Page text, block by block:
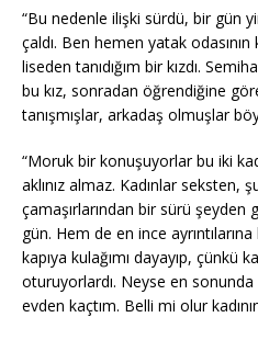
“Bu nedenle ilişki sürdü, bir gün
çaldı. Ben hemen yatak odasının
liseden tanıdığım bir kızdı.
bu kız, sonradan öğrendiğine
tanışmışlar, arkadaş olmuşlar
“Moruk bir konuşuyorlar bu iki
aklınız almaz. Kadınlar seksten,
çamaşırlarından bir sürü
gün. Hem de en ince
kapıya kulağımı dayayıp, çünkü
oturuyorlardı. Neyse en
evden kaçtım. Belli mi olur